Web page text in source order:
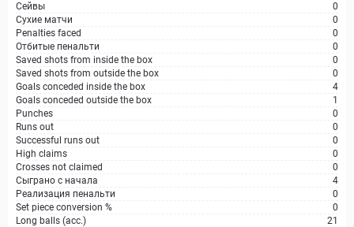
Сейвы
0
Сухие матчи
0
Penalties faced
0
Отбитые пенальти
0
Saved shots from inside the box
0
Saved shots from outside the box
0
Goals conceded inside the box
4
Goals conceded outside the box
1
Punches
0
Runs out
0
Successful runs out
0
High claims
0
Crosses not claimed
0
Сыграно с начала
4
Реализация пенальти
0
Set piece conversion %
0
Long balls (acc.)
21